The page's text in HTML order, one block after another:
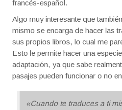
francés-español.
Algo muy interesante que
mismo se encarga de hacer las
sus propios libros, lo cual me
Esto le permite hacer una
adaptación, ya que sabe
pasajes pueden funcionar o no
«Cuando te traduces a ti